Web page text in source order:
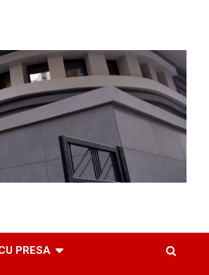
PRESA